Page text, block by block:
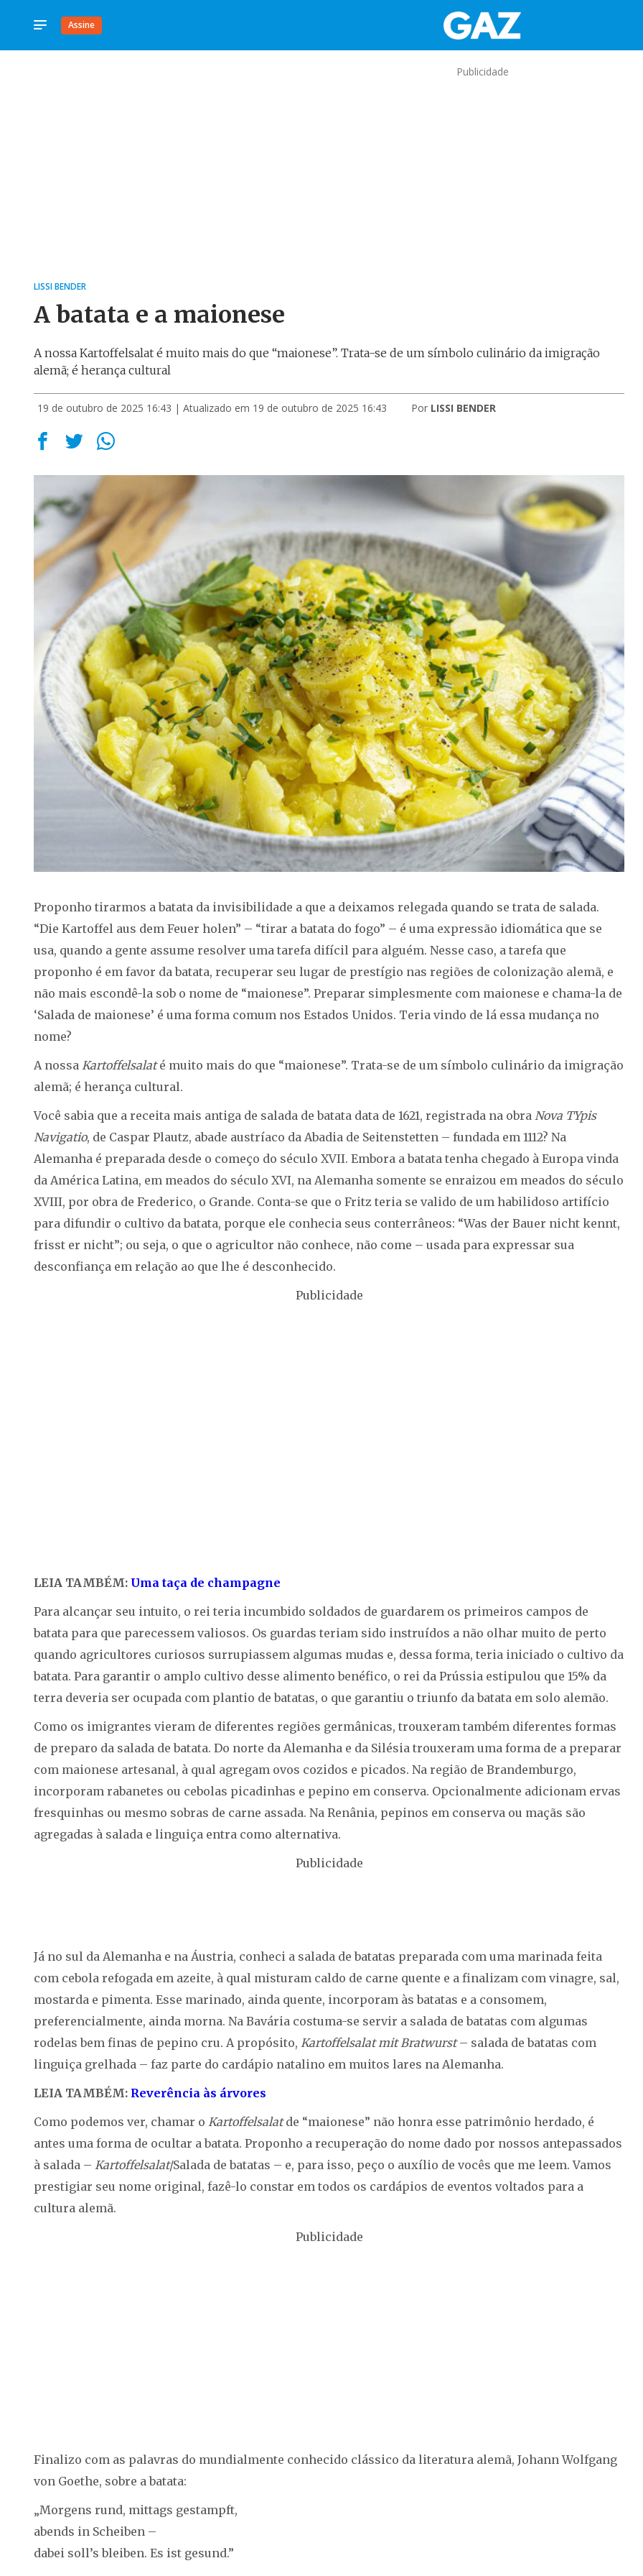
Assine
Publicidade
LISSI BENDER
A batata e a maionese
A nossa Kartoffelsalat é muito mais do que “maionese”. Trata-se de um símbolo culinário da imigração
alemã; é herança cultural
19 de outubro de 2025 16:43 | Atualizado em 19 de outubro de 2025 16:43 Por LISSI BENDER
Proponho tirarmos a batata da invisibilidade a que a deixamos relegada quando se trata de salada.
“Die Kartoffel aus dem Feuer holen” – “tirar a batata do fogo” – é uma expressão idiomática que se
usa, quando a gente assume resolver uma tarefa difícil para alguém. Nesse caso, a tarefa que
proponho é em favor da batata, recuperar seu lugar de prestígio nas regiões de colonização alemã, e
não mais escondê-la sob o nome de “maionese”. Preparar simplesmente com maionese e chama-la de
‘Salada de maionese’ é uma forma comum nos Estados Unidos. Teria vindo de lá essa mudança no
nome?
A nossa Kartoffelsalaté muito mais do que “maionese”. Trata-se de um símbolo culinário da imigração
alemã; é herança cultural.
Você sabia que a receita mais antiga de salada de batata data de 1621, registrada na obra Nova TYpis
Navigatio, de Caspar Plautz, abade austríaco da Abadia de Seitenstetten – fundada em 1112? Na
Alemanha é preparada desde o começo do século XVII. Embora a batata tenha chegado à Europa vinda
da América Latina, em meados do século XVI, na Alemanha somente se enraizou em meados do século
XVIII, por obra de Frederico, o Grande. Conta-se que o Fritz teria se valido de um habilidoso artifício
para difundir o cultivo da batata, porque ele conhecia seus conterrâneos: “Was der Bauer nicht kennt,
frisst er nicht”; ou seja, o que o agricultor não conhece, não come – usada para expressar sua
desconfiança em relação ao que lhe é desconhecido.
Publicidade
LEIA TAMBÉM: Uma taça de champagne
Para alcançar seu intuito, o rei teria incumbido soldados de guardarem os primeiros campos de
batata para que parecessem valiosos. Os guardas teriam sido instruídos a não olhar muito de perto
quando agricultores curiosos surrupiassem algumas mudas e, dessa forma, teria iniciado o cultivo da
batata. Para garantir o amplo cultivo desse alimento benéfico, o rei da Prússia estipulou que 15% da
terra deveria ser ocupada com plantio de batatas, o que garantiu o triunfo da batata em solo alemão.
Como os imigrantes vieram de diferentes regiões germânicas, trouxeram também diferentes formas
de preparo da salada de batata. Do norte da Alemanha e da Silésia trouxeram uma forma de a preparar
com maionese artesanal, à qual agregam ovos cozidos e picados. Na região de Brandemburgo,
incorporam rabanetes ou cebolas picadinhas e pepino em conserva. Opcionalmente adicionam ervas
fresquinhas ou mesmo sobras de carne assada. Na Renânia, pepinos em conserva ou maçãs são
agregadas à salada e linguiça entra como alternativa.
Publicidade
Já no sul da Alemanha e na Áustria, conheci a salada de batatas preparada com uma marinada feita
com cebola refogada em azeite, à qual misturam caldo de carne quente e a finalizam com vinagre, sal,
mostarda e pimenta. Esse marinado, ainda quente, incorporam às batatas e a consomem,
preferencialmente, ainda morna. Na Bavária costuma-se servir a salada de batatas com algumas
rodelas bem finas de pepino cru. A propósito, Kartoffelsalat mit Bratwurst– salada de batatas com
linguiça grelhada – faz parte do cardápio natalino em muitos lares na Alemanha.
LEIA TAMBÉM: Reverência às árvores
Como podemos ver, chamar o Kartoffelsalatde “maionese” não honra esse patrimônio herdado, é
antes uma forma de ocultar a batata. Proponho a recuperação do nome dado por nossos antepassados
à salada – Kartoffelsalat/Salada de batatas – e, para isso, peço o auxílio de vocês que me leem. Vamos
prestigiar seu nome original, fazê-lo constar em todos os cardápios de eventos voltados para a
cultura alemã.
Publicidade
Finalizo com as palavras do mundialmente conhecido clássico da literatura alemã, Johann Wolfgang
von Goethe, sobre a batata:
„Morgens rund, mittags gestampft,
abends in Scheiben –
dabei soll’s bleiben. Es ist gesund.”